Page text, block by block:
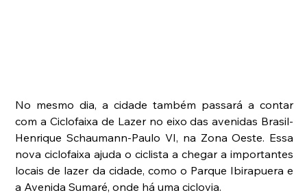
No mesmo dia, a cidade também passará a contar
com a Ciclofaixa de Lazer no eixo das avenidas Brasil-
Henrique Schaumann-Paulo VI, na Zona Oeste. Essa
nova ciclofaixa ajuda o ciclista a chegar a importantes
locais de lazer da cidade, como o Parque Ibirapuera e
a Avenida Sumaré, onde há uma ciclovia.